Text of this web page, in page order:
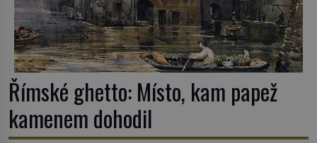
Římské ghetto: Místo, kam papež
kamenem dohodil